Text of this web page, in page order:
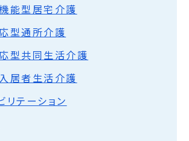
能型居宅介護
型通所介護
型共同生活介護
居者生活介護
リテーション